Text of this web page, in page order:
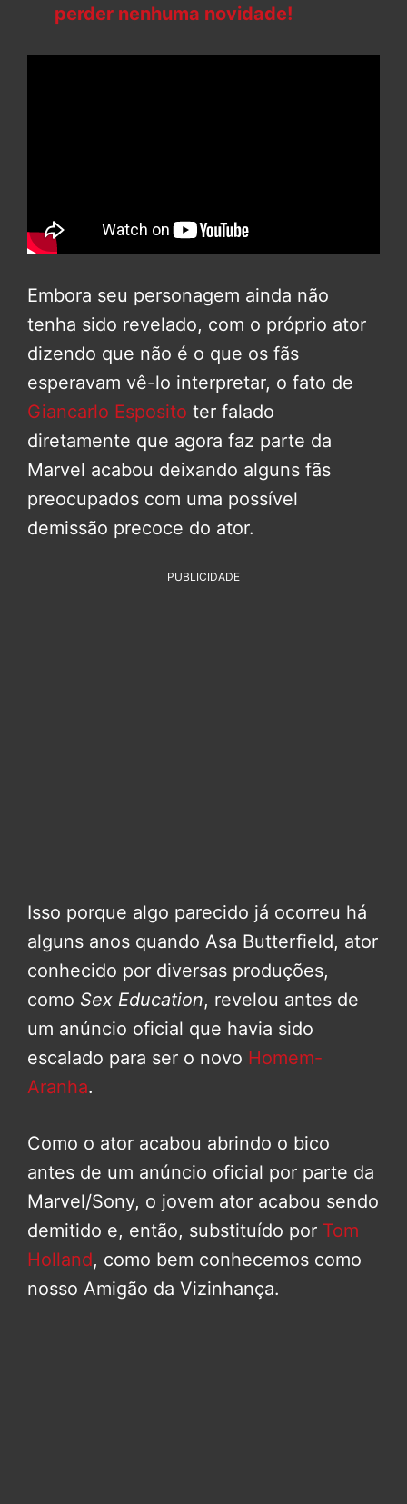
perder nenhuma novidade!
Embora seu personagem ainda não
tenha sido revelado, com o próprio ator
dizendo que não é o que os fãs
esperavam vê-lo interpretar, o fato de
Giancarlo Esposito ter falado
diretamente que agora faz parte da
Marvel acabou deixando alguns fãs
preocupados com uma possível
demissão precoce do ator.
PUBLICIDADE
Isso porque algo parecido já ocorreu há
alguns anos quando Asa Butterfield, ator
conhecido por diversas produções,
como Sex Education, revelou antes de
um anúncio oficial que havia sido
escalado para ser o novo Homem-
Aranha.
Como o ator acabou abrindo o bico
antes de um anúncio oficial por parte da
Marvel/Sony, o jovem ator acabou sendo
demitido e, então, substituído por Tom
Holland, como bem conhecemos como
nosso Amigão da Vizinhança.